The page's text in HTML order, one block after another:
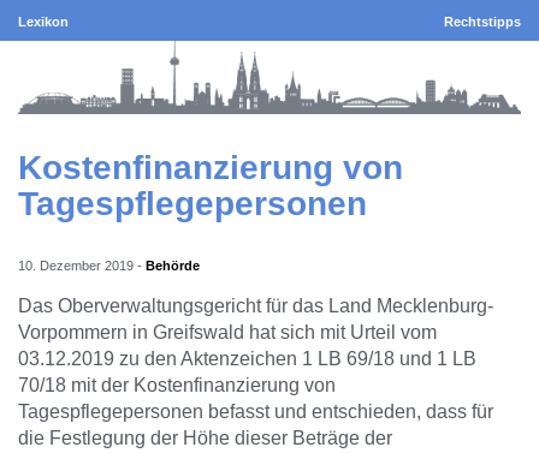
Lexikon Rechtstipps
Kostenfinanzierung von
Tagespflegepersonen
10. Dezember 2019 - Behörde
Das Oberverwaltungsgericht für das Land Mecklenburg-
Vorpommern in Greifswald hat sich mit Urteil vom
03.12.2019 zu den Aktenzeichen 1 LB 69/18 und 1 LB
70/18 mit der Kostenfinanzierung von
Tagespflegepersonen befasst und entschieden, dass für
die Festlegung der Höhe dieser Beträge der